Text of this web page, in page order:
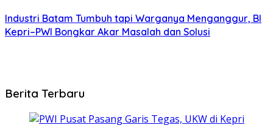
Industri Batam Tumbuh tapi Warganya Menganggur, BI
Kepri–PWI Bongkar Akar Masalah dan Solusi
Berita Terbaru